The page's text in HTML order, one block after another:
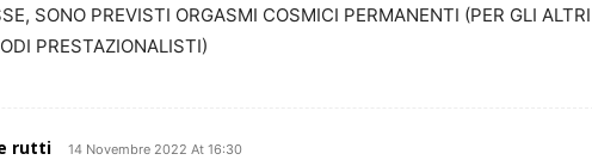
SONO PREVISTI ORGASMI COSMICI PERMANENTI (PER GLI ALTRI
PRESTAZIONALISTI)
rutti 14 Novembre 2022 At 16:30